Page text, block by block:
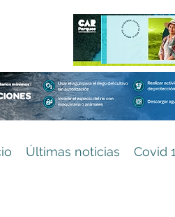
Últimas noticias Covid